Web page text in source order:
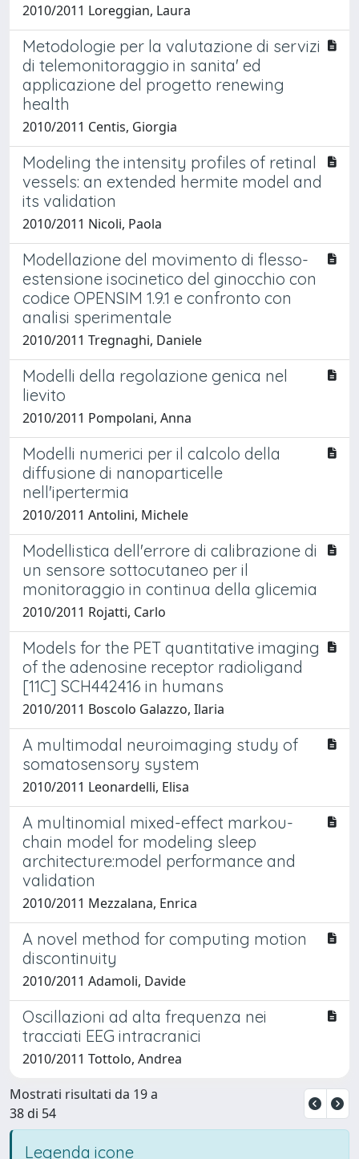
2010/2011 Loreggian, Laura
Metodologie per la valutazione di servizi
di telemonitoraggio in sanita' ed
applicazione del progetto renewing
health
2010/2011 Centis, Giorgia
Modeling the intensity profiles of retinal
vessels: an extended hermite model and
its validation
2010/2011 Nicoli, Paola
Modellazione del movimento di flesso-
estensione isocinetico del ginocchio con
codice OPENSIM 1.9.1 e confronto con
analisi sperimentale
2010/2011 Tregnaghi, Daniele
Modelli della regolazione genica nel
lievito
2010/2011 Pompolani, Anna
Modelli numerici per il calcolo della
diffusione di nanoparticelle
nell'ipertermia
2010/2011 Antolini, Michele
Modellistica dell'errore di calibrazione di
un sensore sottocutaneo per il
monitoraggio in continua della glicemia
2010/2011 Rojatti, Carlo
Models for the PET quantitative imaging
of the adenosine receptor radioligand
[11C] SCH442416 in humans
2010/2011 Boscolo Galazzo, Ilaria
A multimodal neuroimaging study of
somatosensory system
2010/2011 Leonardelli, Elisa
A multinomial mixed-effect markou-
chain model for modeling sleep
architecture:model performance and
validation
2010/2011 Mezzalana, Enrica
A novel method for computing motion
discontinuity
2010/2011 Adamoli, Davide
Oscillazioni ad alta frequenza nei
tracciati EEG intracranici
2010/2011 Tottolo, Andrea
Mostrati risultati da 19 a
38 di 54
Legenda icone